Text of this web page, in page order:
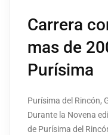
Carrera
mas de
Purísima
Purísima del Rincón,
Durante la Novena
de Purísima del